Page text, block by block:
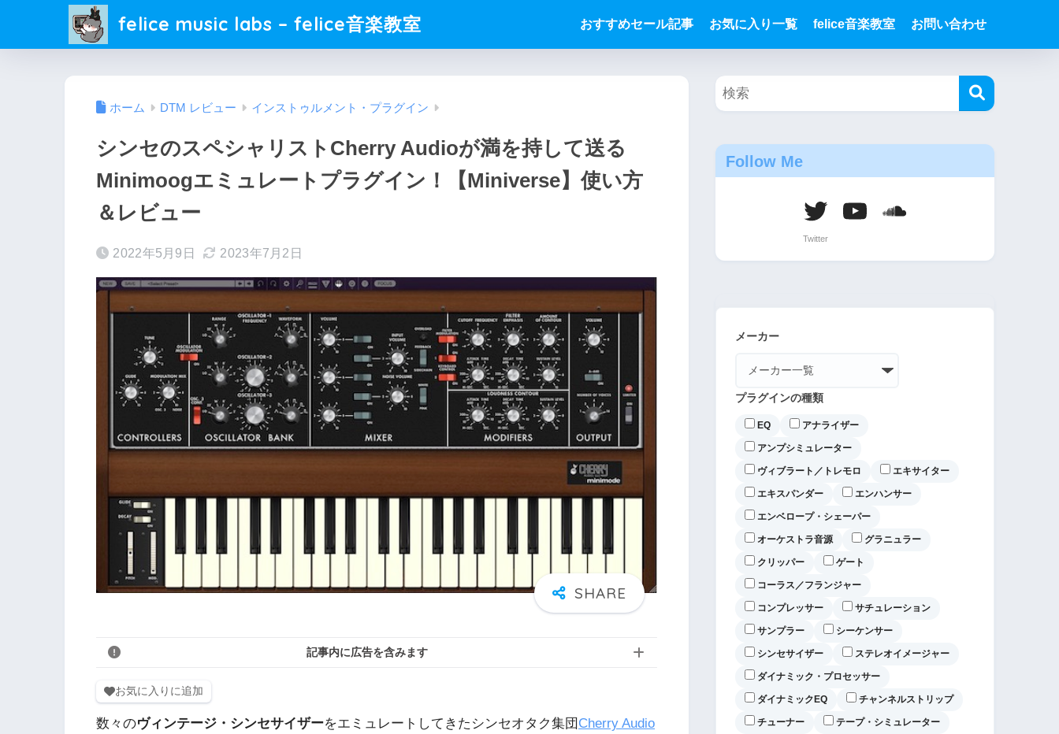
felice music labs – felice音楽教室 おすすめセール記事 お気に入り一覧 felice音楽教室 お問い合わせ
ホーム DTM レビュー インストゥルメント・プラグイン
シンセのスペシャリストCherry Audioが満を持して送る
Minimoogエミュレートプラグイン！【Miniverse】使い方
＆レビュー
2022年5月9日 2023年7月2日
記事内に広告を含みます
お気に入りに追加
数々のヴィンテージ・シンセサイザーをエミュレートしてきたシンセオタク集団 Cherry Audio
Follow Me
メーカー
プラグインの種類
EQ アナライザー
アンプシミュレーター
ヴィブラート／トレモロ エキサイター
エキスパンダー エンハンサー
エンベロープ・シェーパー
オーケストラ音源 グラニュラー
クリッパー ゲート
コーラス／フランジャー
コンプレッサー サチュレーション
サンプラー シーケンサー
シンセサイザー ステレオイメージャー
ダイナミック・プロセッサー
ダイナミックEQ チャンネルストリップ
チューナー テープ・シミュレーター